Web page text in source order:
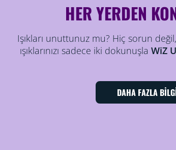
HER YERDEN
Işıkları unuttunuz mu? Hiç sorun
ışıklarınızı sadece iki dokunuşlaWiZ
DAHA FAZLA